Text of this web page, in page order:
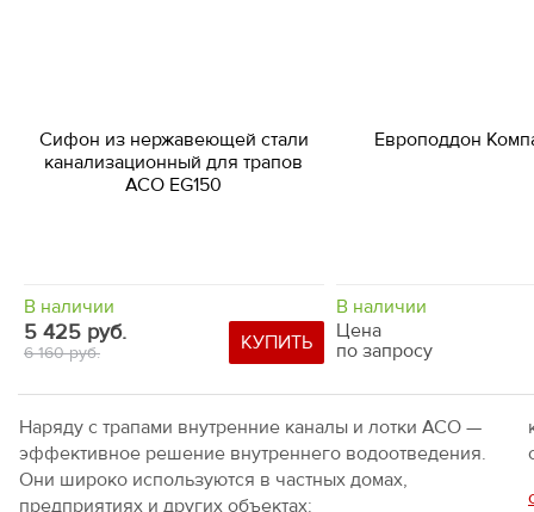
Сифон из нержавеющей стали
канализационный для трапов
ACO EG150
В наличии
5 425 руб.
6 160 руб. КУПИТЬ
Европоддон
В наличии
Цена
по запросу
Наряду с трапами внутренние каналы и лотки ACO —
эффективное решение внутреннего водоотведения.
Они широко используются в частных домах,
предприятиях и других объектах: